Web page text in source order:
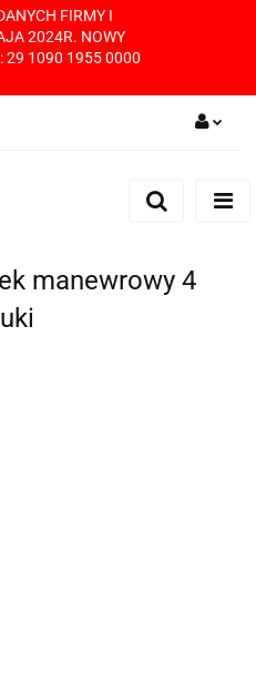
FIRMY I
2024R. NOWY
29 1090 1955 0000
Zarejestruj się
manewrowy 4